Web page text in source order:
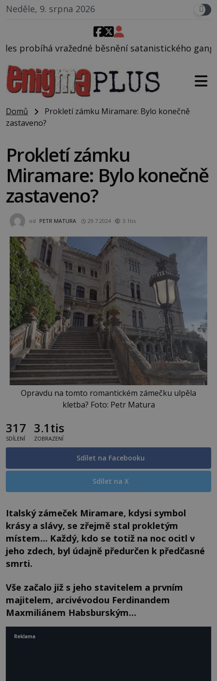
Neděle, 9. srpna 2026
satanistického gangu vedeného
Domů
Prokletí zámku Miramare: Bylo konečně
zastaveno?
Prokletí zámku
Miramare: Bylo konečně
zastaveno?
od PETR MATURA 29.7.2024 3.1tis
Opravdu na tomto romantickém zámečku ulpěla
kletba? Foto: Petr Matura
317
SDÍLENÍ
3.1tis
ZOBRAZENÍ
Sdílet na Facebooku
Sdílet na X
Italský zámeček Miramare, kdysi symbol
krásy a slávy, se zřejmě stal prokletým
místem… Každý, kdo se totiž na noc ocitl v
jeho zdech, byl údajně předurčen k předčasné
smrti.
Vše začalo již s jeho stavitelem a prvním
majitelem, arcivévodou Ferdinandem
Maxmiliánem Habsburským…
Reklama